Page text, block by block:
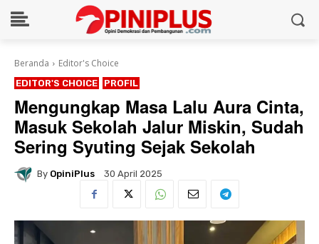
Beranda Editor's Choice
EDITOR'S CHOICE PROFIL
Mengungkap Masa Lalu Aura Cinta,
Masuk Sekolah Jalur Miskin, Sudah
Sering Syuting Sejak Sekolah
By OpiniPlus 30 April 2025